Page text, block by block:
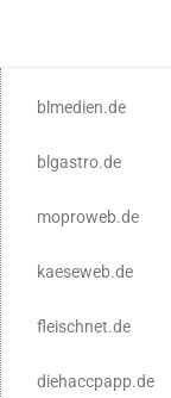
blmedien.de
blgastro.de
moproweb.de
kaeseweb.de
fleischnet.de
diehaccpapp.de